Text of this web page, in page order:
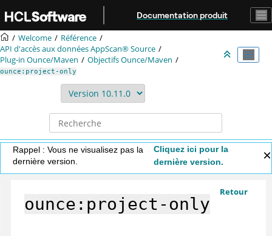
Aller au contenu principal
Documentation produit
Welcome
Référence
API d'accès aux donnéesAppScan® Source
Plug-in Ounce/Maven
Objectifs Ounce/Maven
ounce:project-only
Rappel : Vous ne visualisez pas la
dernière version.
Cliquez ici pour la
dernière version.
Retour
ounce:project-only